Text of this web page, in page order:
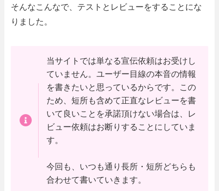
そんなこんなで、テストとレビューをすることにな
りました。
当サイトでは単なる宣伝依頼はお受けし
ていません。ユーザー目線の本音の情報
を書きたいと思っているからです。この
ため、短所も含めて正直なレビューを書
いて良いことを承諾頂けない場合は、レ
ビュー依頼はお断りすることにしていま
す。
今回も、いつも通り長所・短所どちらも
合わせて書いていきます。